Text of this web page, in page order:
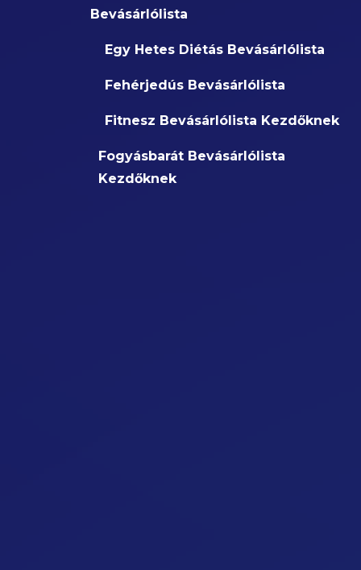
Bevásárlólista
Egy Hetes Diétás Bevásárlólista
Fehérjedús Bevásárlólista
Fitnesz Bevásárlólista Kezdőknek
Fogyásbarát Bevásárlólista
Kezdőknek